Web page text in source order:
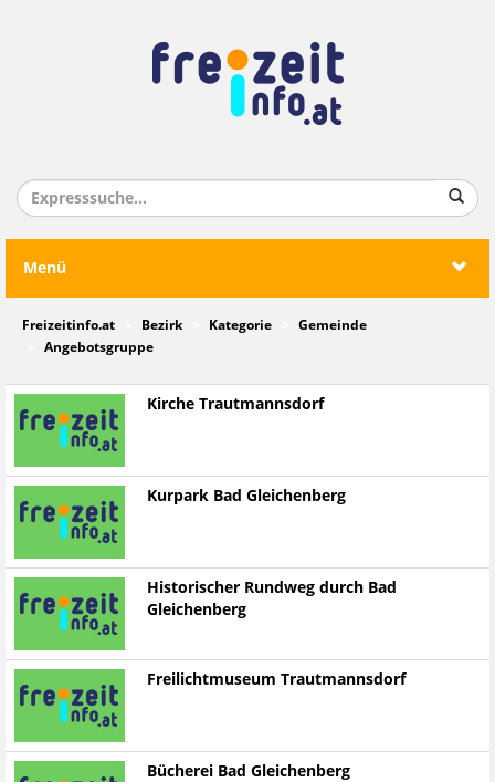
Menü
Freizeitinfo.at Bezirk Kategorie
Gemeinde
Angebotsgruppe
Kirche Trautmannsdorf
Kurpark Bad Gleichenberg
Historischer Rundweg durch Bad
Gleichenberg
Freilichtmuseum Trautmannsdorf
Bücherei Bad Gleichenberg